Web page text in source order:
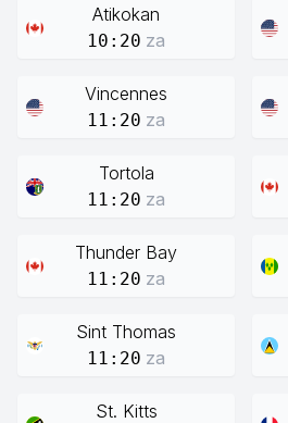
Atikokan
10:20 za
Vincennes
11:20 za
Tortola
11:20 za
Thunder Bay
11:20 za
Sint Thomas
11:20 za
St. Kitts